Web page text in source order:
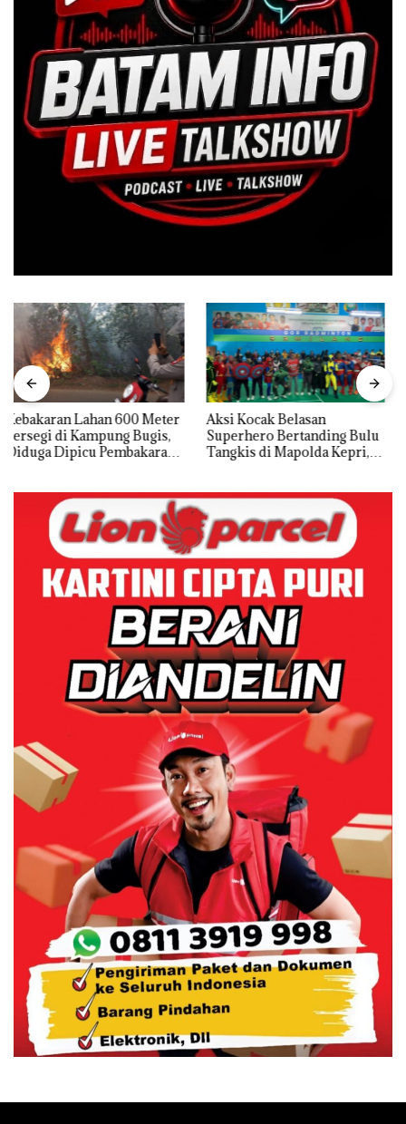
Aksi Kocak Belasan
Superhero Bertanding Bulu
Tangkis di Mapolda Kepri,
Tim Gabungan Gagalkan
Penyelundupan 1,3 Ton
Ketamine dari MV KING